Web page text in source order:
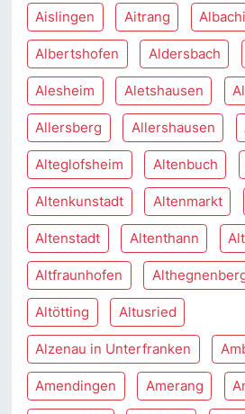
Aislingen Aitrang
Albertshofen Aldersbach
Alesheim Aletshausen
Allersberg Allershausen
Alteglofsheim Altenbuch
Altenkunstadt Altenmarkt
Altenstadt Altenthann
Altfraunhofen
Altötting Altusried
Alzenau in Unterfranken
Amendingen Amerang